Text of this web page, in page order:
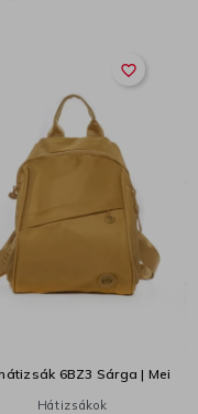
favorite_border
6BZ3 Sárga | Mei
Hátizsákok